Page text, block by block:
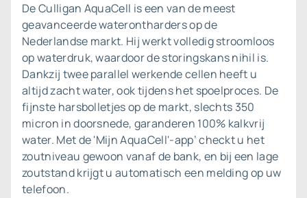
De Culligan AquaCell is een van de meest
geavanceerde waterontharders op de
Nederlandse markt. Hij werkt volledig stroomloos
op waterdruk, waardoor de storingskans nihil is.
Dankzij twee parallel werkende cellen heeft u
altijd zacht water, ook tijdens het spoelproces. De
fijnste harsbolletjes op de markt, slechts 350
micron in doorsnede, garanderen 100% kalkvrij
water. Met de 'Mijn AquaCell'-app’ checkt u het
zoutniveau gewoon vanaf de bank, en bij een lage
zoutstand krijgt u automatisch een melding op uw
telefoon.